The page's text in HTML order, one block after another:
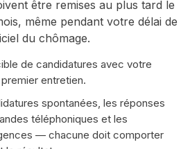
être remises au plus tard le
même pendant votre délai de
du chômage.
de candidatures avec votre
entretien.
spontanées, les réponses
téléphoniques et les
— chacune doit comporter